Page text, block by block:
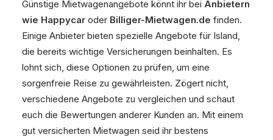
Günstige Mietwagenangebote könnt ihr bei Anbietern
wie Happycar oder Billiger-Mietwagen.de finden.
Einige Anbieter bieten spezielle Angebote für Island,
die bereits wichtige Versicherungen beinhalten. Es
lohnt sich, diese Optionen zu prüfen, um eine
sorgenfreie Reise zu gewährleisten. Zögert nicht,
verschiedene Angebote zu vergleichen und schaut
euch die Bewertungen anderer Kunden an. Mit einem
gut versicherten Mietwagen seid ihr bestens